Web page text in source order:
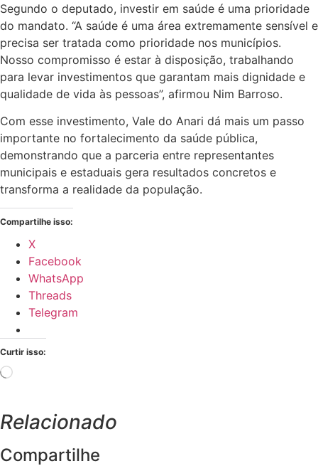
Segundo o deputado, investir em saúde é uma prioridade
do mandato. “A saúde é uma área extremamente sensível e
precisa ser tratada como prioridade nos municípios.
Nosso compromisso é estar à disposição, trabalhando
para levar investimentos que garantam mais dignidade e
qualidade de vida às pessoas”, afirmou Nim Barroso.
Com esse investimento, Vale do Anari dá mais um passo
importante no fortalecimento da saúde pública,
demonstrando que a parceria entre representantes
municipais e estaduais gera resultados concretos e
transforma a realidade da população.
Compartilhe isso:
X
Facebook
WhatsApp
Threads
Telegram
Curtir isso:
Carregando...
Relacionado
Compartilhe